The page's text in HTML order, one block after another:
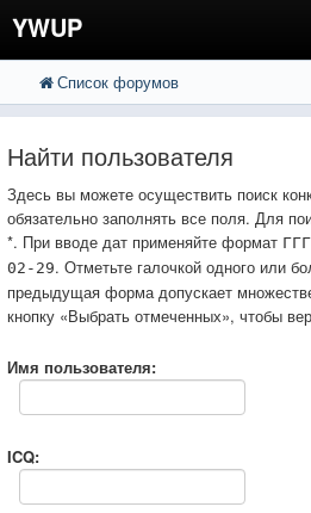
YWUP
FAQ
Вход
Список форумов
Найти пользователя
Здесь вы можете осуществить поиск
обязательно заполнять все поля. Для
*. При вводе дат применяйте формат
02-29. Отметьте галочкой одного или
предыдущая форма допускает
кнопку «Выбрать отмеченных», чтобы
Имя пользователя:
ICQ: